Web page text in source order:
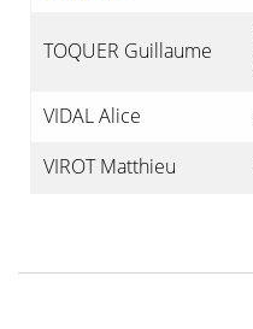
TOQUER Guillaume
VIDAL Alice
VIROT Matthieu